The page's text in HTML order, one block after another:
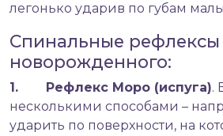
легонько ударив по губам
Спинальные рефлексы
новорожденного:
1. Рефлекс Моро (испуга).
несколькими способами –
ударить по поверхности, на